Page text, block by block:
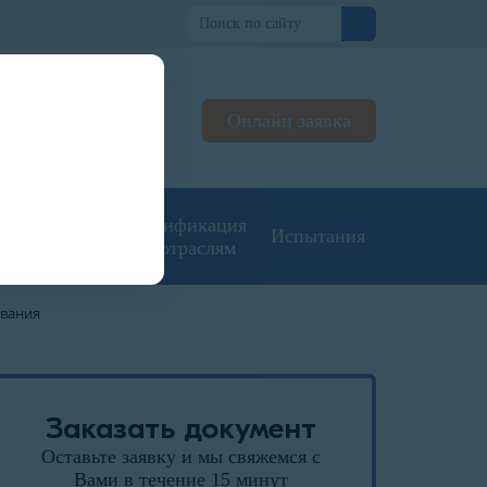
Онлайн заявка
Сертификация
по отраслям
Испытания
Заказать документ
Оставьте заявку и мы свяжемся с
Вами в течение 15 минут